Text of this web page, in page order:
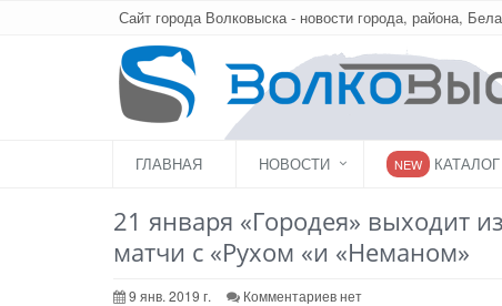
Сайт города Волковыска - новости города, района,
ГЛАВНАЯ НОВОСТИ NEW КАТАЛОГ
21 января «Городея» выходит
матчи с «Рухом «и «Неманом»
9 янв. 2019 г. Комментариев нет